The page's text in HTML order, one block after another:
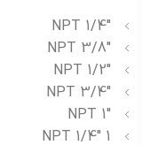
1/4″ NPT
3/8″ NPT
1/2″ NPT
3/4″ NPT
1″ NPT
1 1/4″ NPT